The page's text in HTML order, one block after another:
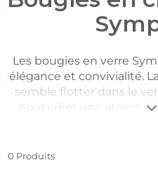
Les bougies en verre
élégance et convivialité.
semble flotter dans le
pour créer une
0 Produits